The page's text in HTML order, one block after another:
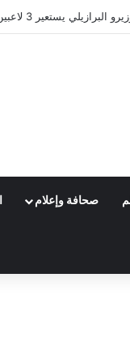
صحافة وإعلام